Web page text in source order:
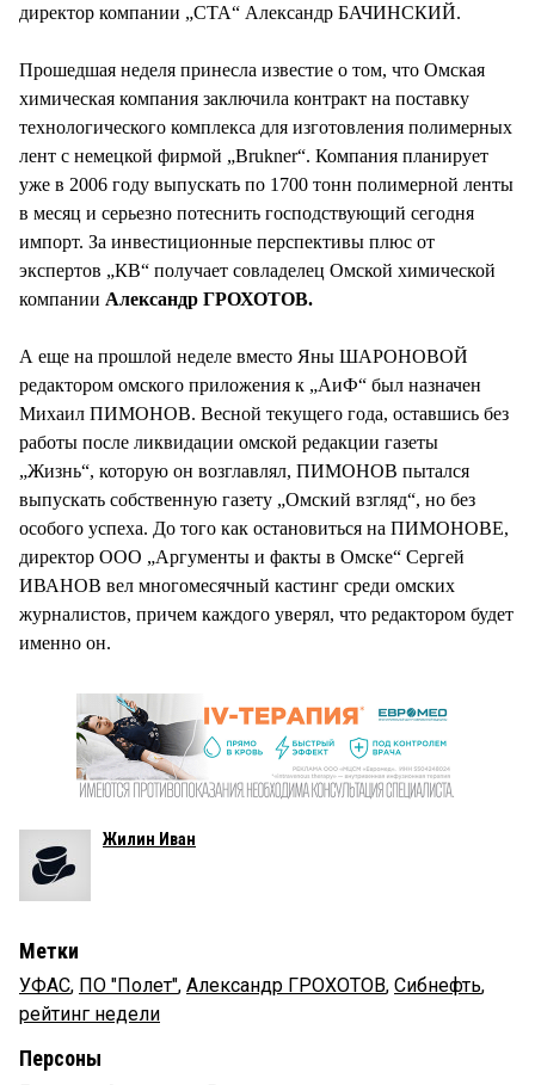
директор компании „СТА“ Александр БАЧИНСКИЙ.
Прошедшая неделя принесла известие о том, что Омская
химическая компания заключила контракт на поставку
технологического комплекса для изготовления полимерных
лент с немецкой фирмой „Brukner“. Компания планирует
уже в 2006 году выпускать по 1700 тонн полимерной ленты
в месяц и серьезно потеснить господствующий сегодня
импорт. За инвестиционные перспективы плюс от
экспертов „КВ“ получает совладелец Омской химической
компании Александр ГРОХОТОВ.
А еще на прошлой неделе вместо Яны ШАРОНОВОЙ
редактором омского приложения к „АиФ“ был назначен
Михаил ПИМОНОВ. Весной текущего года, оставшись без
работы после ликвидации омской редакции газеты
„Жизнь“, которую он возглавлял, ПИМОНОВ пытался
выпускать собственную газету „Омский взгляд“, но без
особого успеха. До того как остановиться на ПИМОНОВЕ,
директор ООО „Аргументы и факты в Омске“ Сергей
ИВАНОВ вел многомесячный кастинг среди омских
журналистов, причем каждого уверял, что редактором будет
именно он.
Жилин Иван
Метки
УФАС, ПО "Полет", Александр ГРОХОТОВ, Сибнефть,
рейтинг недели
Персоны